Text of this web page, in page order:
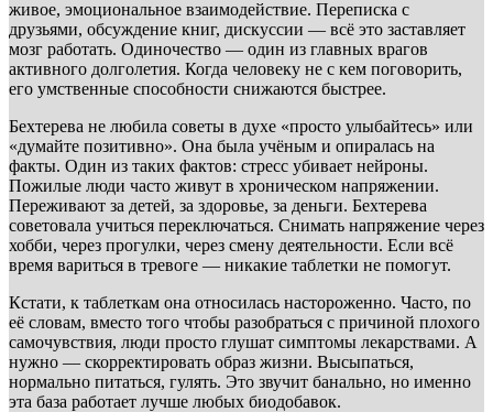
живое, эмоциональное взаимодействие. Переписка с
друзьями, обсуждение книг, дискуссии — всё это заставляет
мозг работать. Одиночество — один из главных врагов
активного долголетия. Когда человеку не с кем поговорить,
его умственные способности снижаются быстрее.
Бехтерева не любила советы в духе «просто улыбайтесь» или
«думайте позитивно». Она была учёным и опиралась на
факты. Один из таких фактов: стресс убивает нейроны.
Пожилые люди часто живут в хроническом напряжении.
Переживают за детей, за здоровье, за деньги. Бехтерева
советовала учиться переключаться. Снимать напряжение через
хобби, через прогулки, через смену деятельности. Если всё
время вариться в тревоге — никакие таблетки не помогут.
Кстати, к таблеткам она относилась настороженно. Часто, по
её словам, вместо того чтобы разобраться с причиной плохого
самочувствия, люди просто глушат симптомы лекарствами. А
нужно — скорректировать образ жизни. Высыпаться,
нормально питаться, гулять. Это звучит банально, но именно
эта база работает лучше любых биодобавок.